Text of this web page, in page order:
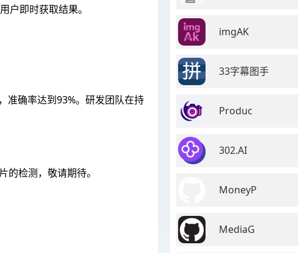
户即时获取结果。
准确率达到93%。研发团队在持
检测，敬请期待。
imgAK
33字幕图手
Produc
302.AI
MoneyP
MediaG